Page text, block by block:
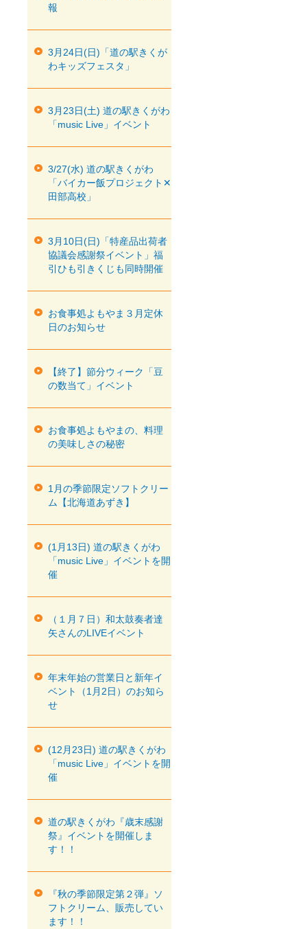
報
3月24日(日)「道の駅きくが
わキッズフェスタ」
3月23日(土) 道の駅きくがわ
「music Live」イベント
3/27(水) 道の駅きくがわ
「バイカー飯プロジェクト✕
田部高校」
3月10日(日)「特産品出荷者
協議会感謝祭イベント」福
引ひも引きくじも同時開催
お食事処よもやま３月定休
日のお知らせ
【終了】節分ウィーク「豆
の数当て」イベント
お食事処よもやまの、料理
の美味しさの秘密
1月の季節限定ソフトクリー
ム【北海道あずき】
(1月13日) 道の駅きくがわ
「music Live」イベントを開
催
（１月７日）和太鼓奏者達
矢さんのLIVEイベント
年末年始の営業日と新年イ
ベント（1月2日）のお知ら
せ
(12月23日) 道の駅きくがわ
「music Live」イベントを開
催
道の駅きくがわ『歳末感謝
祭』イベントを開催しま
す！！
『秋の季節限定第２弾』ソ
フトクリーム、販売してい
ます！！